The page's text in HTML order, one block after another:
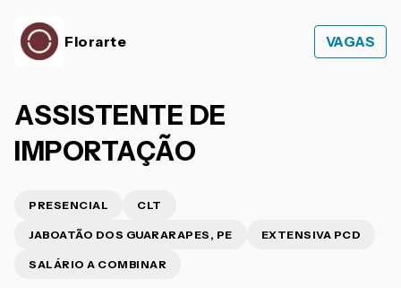
Florarte VAGAS
ASSISTENTE DE
IMPORTAÇÃO
PRESENCIAL CLT
JABOATÃO DOS GUARARAPES, PE EXTENSIVA PCD
SALÁRIO A COMBINAR